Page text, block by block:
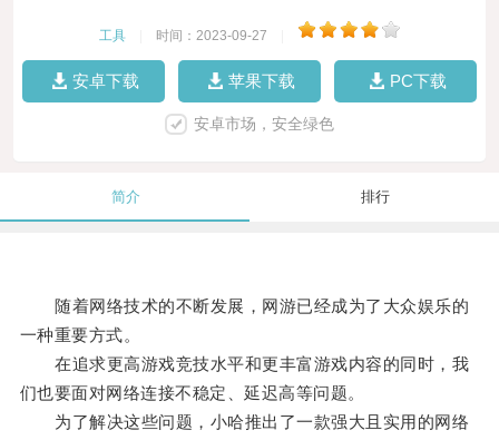
工具 时间：2023-09-27
安卓下载 苹果下载 PC下载
安卓市场，安全绿色
简介 排行
随着网络技术的不断发展，网游已经成为了大众娱乐的
一种重要方式。
在追求更高游戏竞技水平和更丰富游戏内容的同时，我
们也要面对网络连接不稳定、延迟高等问题。
为了解决这些问题，小哈推出了一款强大且实用的网络